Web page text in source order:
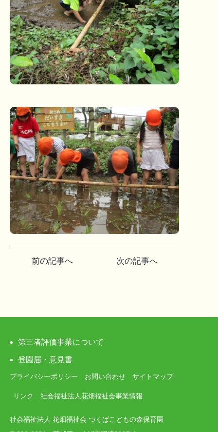
ビ
ゲ
ー
シ
ョ
ン
前の記事へ 次の記事へ
第三者評価事業について
登園届・意見書
プライバシーポリシー お問い合わせ サイトマップ
リンク 社会福祉法人花畑福祉会事業情報
社会福祉法人 花畑福祉会 つくばこどもの森保育園